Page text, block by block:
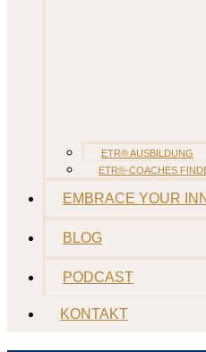
ETR® AUSBILDUNG
ETR®-COACHES
EMBRACE YOUR
BLOG
PODCAST
KONTAKT